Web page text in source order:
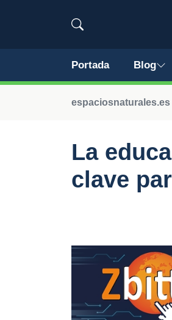
Portada Blog
espaciosnaturales.es
La
clave